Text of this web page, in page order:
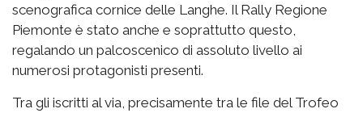
scenografica cornice delle Langhe. Il Rally Regione
Piemonte è stato anche e soprattutto questo,
regalando un palcoscenico di assoluto livello ai
numerosi protagonisti presenti.
Tra gli iscritti al via, precisamente tra le file del Trofeo